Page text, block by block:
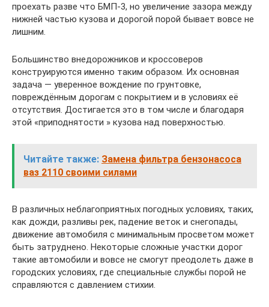
проехать разве что БМП-3, но увеличение зазора между
нижней частью кузова и дорогой порой бывает вовсе не
лишним.
Большинство внедорожников и кроссоверов
конструируются именно таким образом. Их основная
задача — уверенное вождение по грунтовке,
повреждённым дорогам с покрытием и в условиях её
отсутствия. Достигается это в том числе и благодаря
этой «приподнятости » кузова над поверхностью.
Читайте также: Замена фильтра бензонасоса
ваз 2110 своими силами
В различных неблагоприятных погодных условиях, таких,
как дожди, разливы рек, падение веток и снегопады,
движение автомобиля с минимальным просветом может
быть затруднено. Некоторые сложные участки дорог
такие автомобили и вовсе не смогут преодолеть даже в
городских условиях, где специальные службы порой не
справляются с давлением стихии.